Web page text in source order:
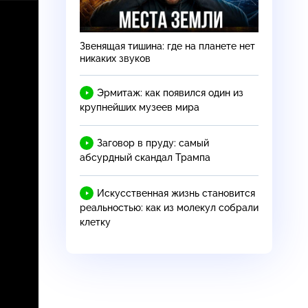
Звенящая тишина: где на планете нет
никаких звуков
Эрмитаж: как появился один из
крупнейших музеев мира
Заговор в пруду: самый
абсурдный скандал Трампа
Искусственная жизнь становится
реальностью: как из молекул собрали
клетку